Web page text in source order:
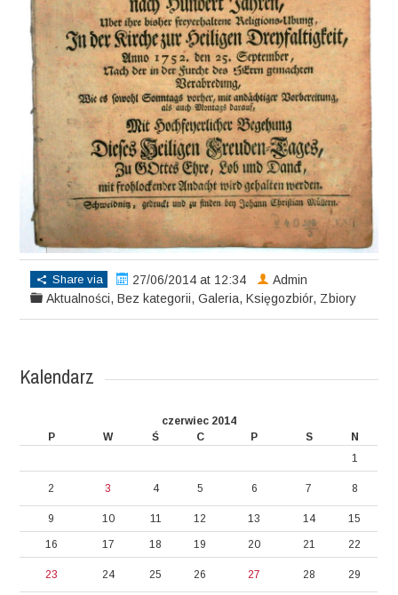
Share via
27/06/2014 at 12:34
Aktualności,Bez kategorii,Galeria,Księgozbiór, Zbiory
Admin
Kalendarz
czerwiec 2014
P
W Ś C P S N
1
2 3 4 5 6 7 8
9 10 11 12 13 14 15
16 17 18 19 20 21 22
23 24 25 26 27 28 29